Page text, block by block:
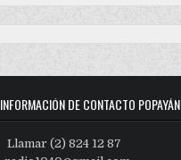
INFORMACIÓN DE CONTACTO POPAYÁN
Llamar (2) 824 12 87